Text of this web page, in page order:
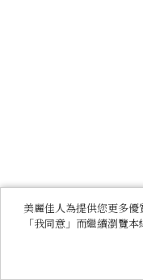
美麗佳人為提供您更多
「我同意」而繼續瀏覽